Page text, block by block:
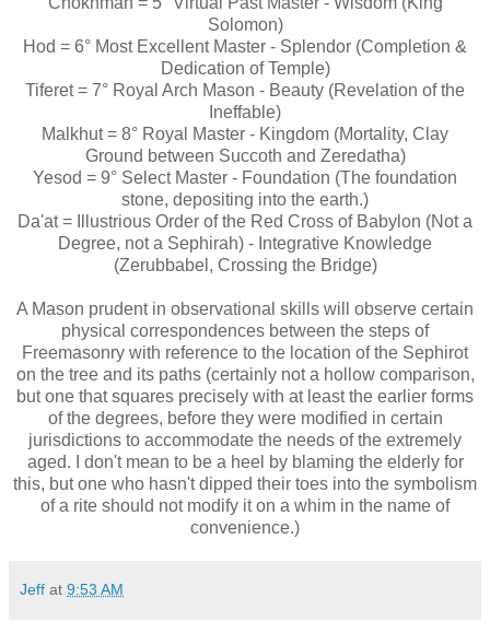
Solomon)
Hod = 6° Most Excellent Master - Splendor (Completion &
Dedication of Temple)
Tiferet = 7° Royal Arch Mason - Beauty (Revelation of the
Ineffable)
Malkhut = 8° Royal Master - Kingdom (Mortality, Clay
Ground between Succoth and Zeredatha)
Yesod = 9° Select Master - Foundation (The foundation
stone, depositing into the earth.)
Da'at = Illustrious Order of the Red Cross of Babylon (Not a
Degree, not a Sephirah) - Integrative Knowledge
(Zerubbabel, Crossing the Bridge)
A Mason prudent in observational skills will observe certain
physical correspondences between the steps of
Freemasonry with reference to the location of the Sephirot
on the tree and its paths (certainly not a hollow comparison,
but one that squares precisely with at least the earlier forms
of the degrees, before they were modified in certain
jurisdictions to accommodate the needs of the extremely
aged. I don't mean to be a heel by blaming the elderly for
this, but one who hasn't dipped their toes into the symbolism
of a rite should not modify it on a whim in the name of
convenience.)
Jeff at 9:53 AM